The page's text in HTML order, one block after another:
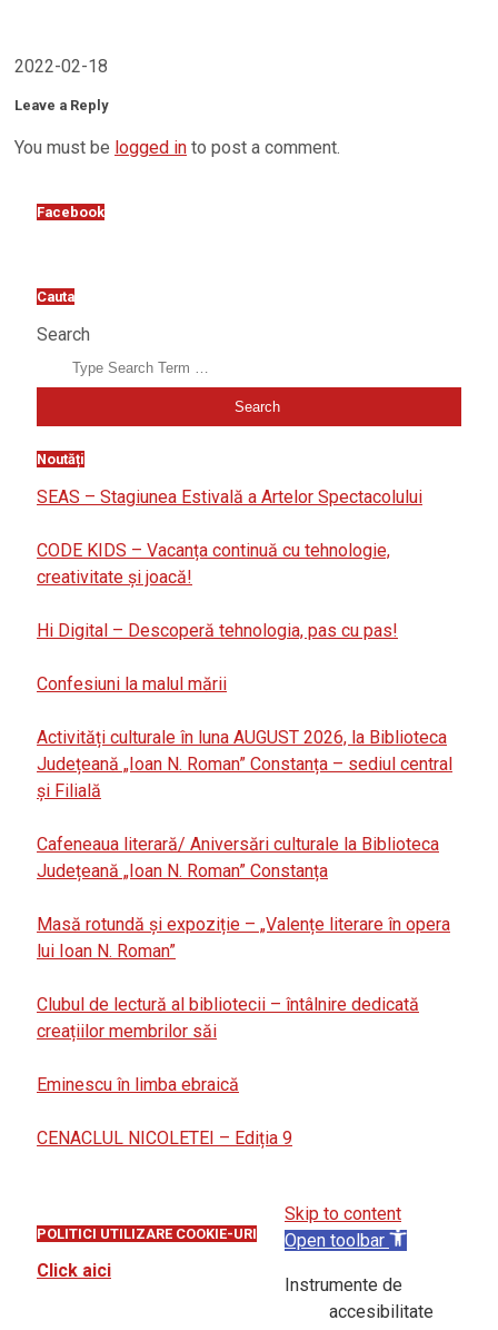
2022-02-18
Leave a Reply
You must be logged in to post a comment.
Facebook
Cauta
Search
Noutăți
SEAS – Stagiunea Estivală a Artelor Spectacolului
CODE KIDS – Vacanța continuă cu tehnologie,
creativitate și joacă!
Hi Digital – Descoperă tehnologia, pas cu pas!
Confesiuni la malul mării
Activități culturale în luna AUGUST 2026, la Biblioteca
Județeană „Ioan N. Roman” Constanța – sediul central
și Filială
Cafeneaua literară/ Aniversări culturale la Biblioteca
Județeană „Ioan N. Roman” Constanța
Masă rotundă și expoziție – „Valențe literare în opera
lui Ioan N. Roman”
Clubul de lectură al bibliotecii – întâlnire dedicată
creațiilor membrilor săi
Eminescu în limba ebraică
CENACLUL NICOLETEI – Ediția 9
POLITICI UTILIZARE COOKIE-URI
Click aici
Skip to content
Open toolbar
Instrumente de
accesibilitate